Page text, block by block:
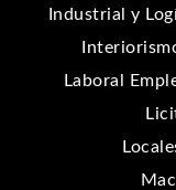
Industrial y
Laboral